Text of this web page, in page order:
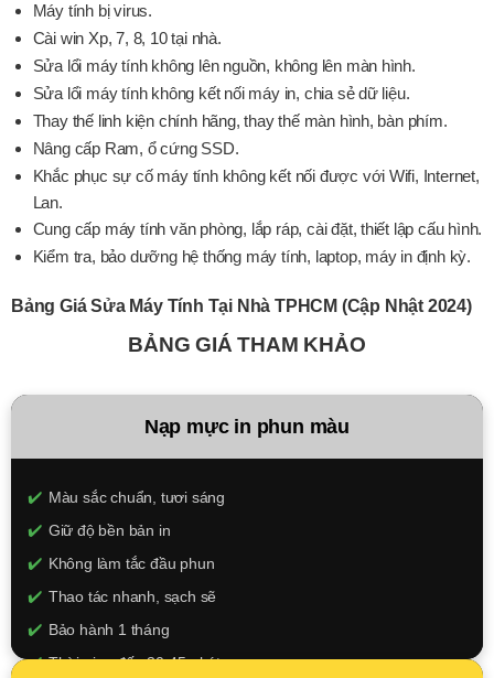
Máy tính bị virus.
Cài win Xp, 7, 8, 10 tại nhà.
Sửa lổi máy tính không lên nguồn, không lên màn hình.
Sửa lổi máy tính không kết nối máy in, chia sẻ dữ liệu.
Thay thế linh kiện chính hãng, thay thế màn hình, bàn phím.
Nâng cấp Ram, ổ cứng SSD.
Khắc phục sự cố máy tính không kết nối được với Wifi, Internet,
Lan.
Cung cấp máy tính văn phòng, lắp ráp, cài đặt, thiết lập cấu hình.
Kiểm tra, bảo dưỡng hệ thống máy tính, laptop, máy in định kỳ.
Bảng Giá Sửa Máy Tính Tại Nhà TPHCM (Cập Nhật 2024)
BẢNG GIÁ THAM KHẢO
Nạp mực in phun màu
Màu sắc chuẩn, tươi sáng
Giữ độ bền bản in
Không làm tắc đầu phun
Thao tác nhanh, sạch sẽ
Bảo hành 1 tháng
Thời gian đến 30-45 phút